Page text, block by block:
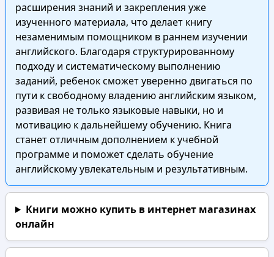
расширения знаний и закрепления уже
изученного материала, что делает книгу
незаменимым помощником в раннем изучении
английского. Благодаря структурированному
подходу и систематическому выполнению
заданий, ребенок сможет уверенно двигаться по
пути к свободному владению английским языком,
развивая не только языковые навыки, но и
мотивацию к дальнейшему обучению. Книга
станет отличным дополнением к учебной
программе и поможет сделать обучение
английскому увлекательным и результативным.
Книги можно купить в интернет магазинах
онлайн